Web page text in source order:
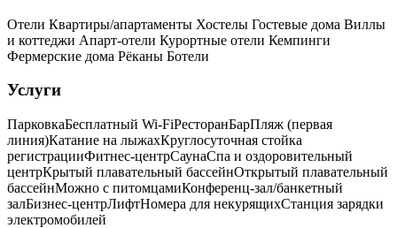
Отели Квартиры/апартаменты Хостелы Гостевые дома Виллы
и коттеджи Апарт-отели Курортные отели Кемпинги
Фермерские дома Рёканы Ботели
Услуги
ПарковкаБесплатный Wi-FiРесторанБарПляж (первая
линия)Катание на лыжахКруглосуточная стойка
регистрацииФитнес-центрСаунаСпа и оздоровительный
центрКрытый плавательный бассейнОткрытый плавательный
бассейнМожно с питомцамиКонференц-зал/банкетный
залБизнес-центрЛифтНомера для некурящихCтанция зарядки
электромобилей